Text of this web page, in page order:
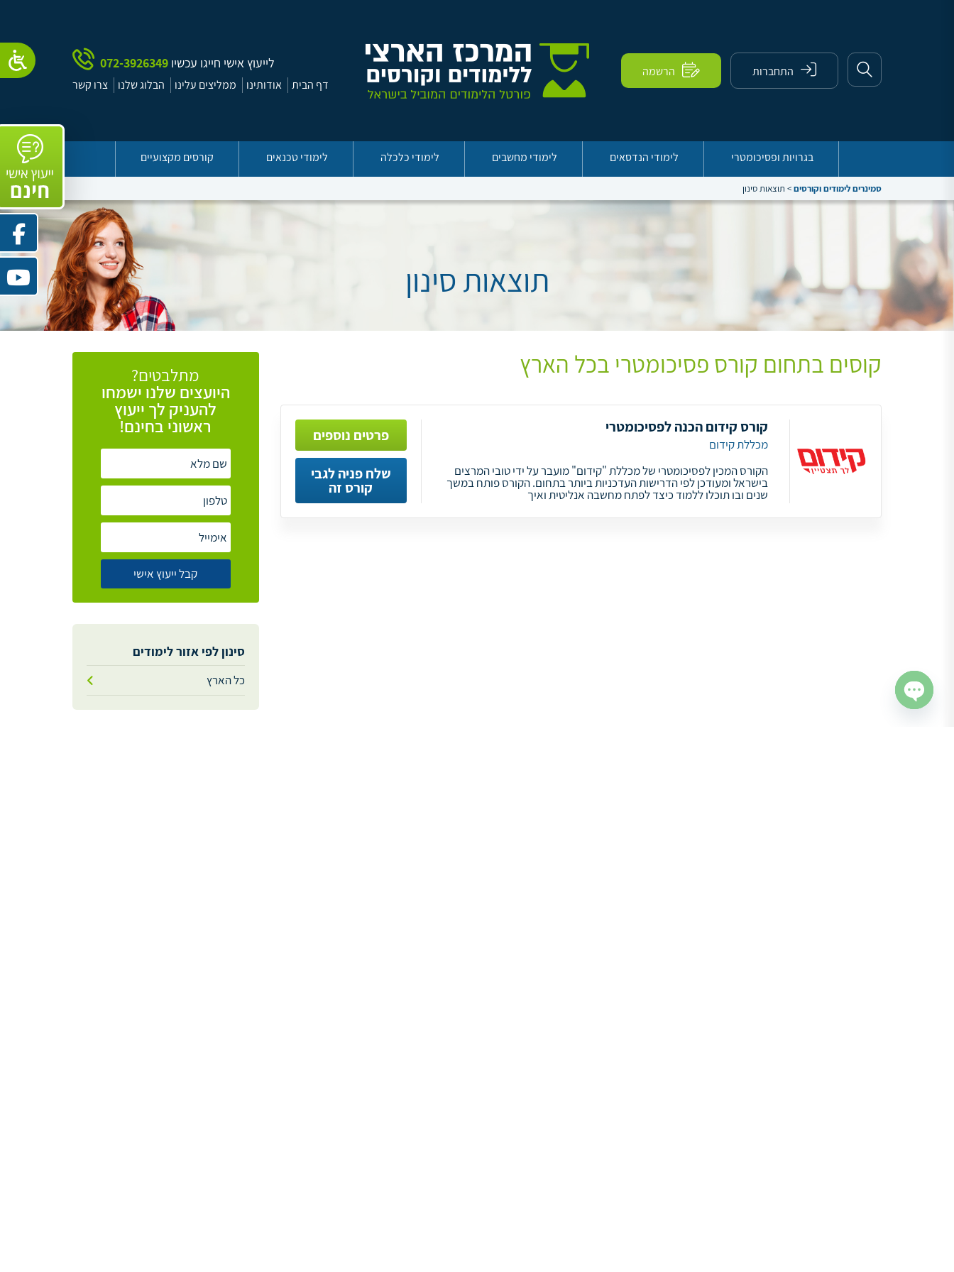
התחברות הרשמה
לייעוץ אישי חייגו עכשיו 072-3926349
דף הבית אודותינו ממליצים עלינו הבלוג שלנו צרו קשר
בגרויות ופסיכומטרי לימודי הנדסאים לימודי מחשבים לימודי כלכלה לימודי טכנאים קורסים מקצועיים
סמינרים לימודים וקורסים> תוצאות סינון
תוצאות סינון
קוסים בתחום קורס פסיכומטרי בכל הארץ
קורס קידום הכנה לפסיכומטרי
מכללת קידום
הקורס המכין לפסיכומטרי של מכללת "קידום" מועבר על ידי טובי המרצים
בישראל ומעודכן לפי הדרישות העדכניות ביותר בתחום. הקורס פותח במשך
שנים ובו תוכלו ללמוד כיצד לפתח מחשבה אנליטית ואיך
פרטים נוספים
שלח פניה לגבי
קורס זה
מתלבטים?
היועצים שלנו ישמחו
להעניק לך ייעוץ
ראשוני בחינם!
סינון לפי אזור לימודים
כל הארץ
Open chaty